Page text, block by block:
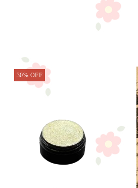
30% OFF